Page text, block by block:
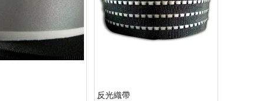
反光織帶